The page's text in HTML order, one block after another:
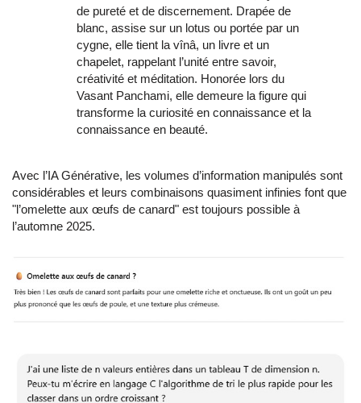
de pureté et de discernement. Drapée de
blanc, assise sur un lotus ou portée par un
cygne, elle tient la vînâ, un livre et un
chapelet, rappelant l’unité entre savoir,
créativité et méditation. Honorée lors du
Vasant Panchami, elle demeure la figure qui
transforme la curiosité en connaissance et la
connaissance en beauté.
Avec l’IA Générative, les volumes d’information manipulés sont
considérables et leurs combinaisons quasiment infinies font que
"l’omelette aux œufs de canard" est toujours possible à
l’automne 2025.